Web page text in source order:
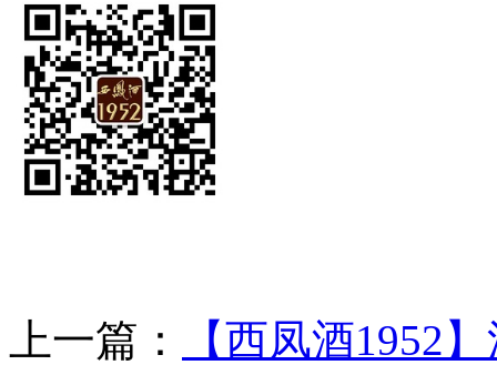
上一篇：
【西凤酒1952